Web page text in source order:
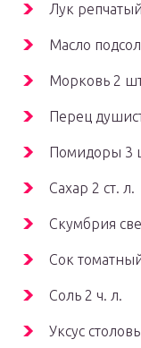
Лук
Масло
Морковь 2
Перец
Помидоры 3
Сахар 2 ст. л.
Скумбрия
Сок
Соль 2 ч. л.
Уксус